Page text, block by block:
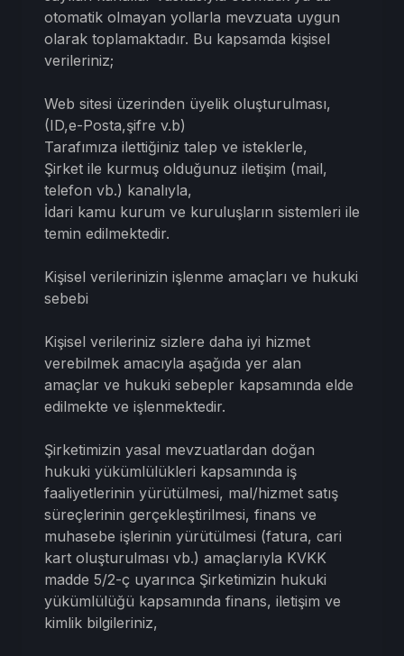
otomatik olmayan yollarla mevzuata uygun
olarak toplamaktadır. Bu kapsamda kişisel
verileriniz;
Web sitesi üzerinden üyelik oluşturulması,
(ID,e-Posta,şifre v.b)
Tarafımıza ilettiğiniz talep ve isteklerle,
Şirket ile kurmuş olduğunuz iletişim (mail,
telefon vb.) kanalıyla,
İdari kamu kurum ve kuruluşların sistemleri ile
temin edilmektedir.
Kişisel verilerinizin işlenme amaçları ve hukuki
sebebi
Kişisel verileriniz sizlere daha iyi hizmet
verebilmek amacıyla aşağıda yer alan
amaçlar ve hukuki sebepler kapsamında elde
edilmekte ve işlenmektedir.
Şirketimizin yasal mevzuatlardan doğan
hukuki yükümlülükleri kapsamında iş
faaliyetlerinin yürütülmesi, mal/hizmet satış
süreçlerinin gerçekleştirilmesi, finans ve
muhasebe işlerinin yürütülmesi (fatura, cari
kart oluşturulması vb.) amaçlarıyla KVKK
madde 5/2-ç uyarınca Şirketimizin hukuki
yükümlülüğü kapsamında finans, iletişim ve
kimlik bilgileriniz,